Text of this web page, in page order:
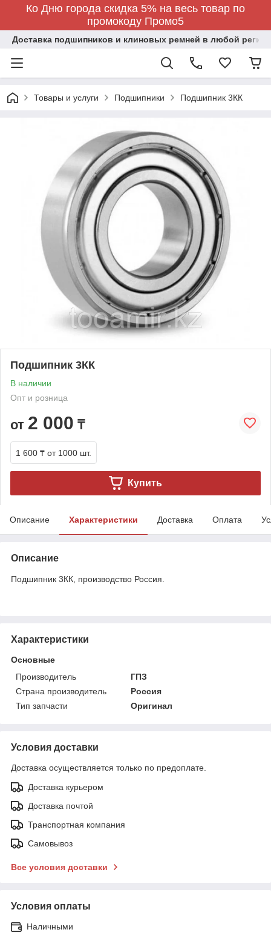
Ко Дню города скидка 5% на весь товар по
промокоду Промо5
Доставка подшипников и клиновых ремней в любой регион
Товары и услуги Подшипники Подшипник 3КК
Подшипник 3КК
В наличии
Опт и розница
от 2 000 ₸
1 600 ₸ от 1000 шт.
Купить
Описание Характеристики Доставка Оплата
Описание
Подшипник 3КК, производство Россия.
Характеристики
Основные
Производитель
ГПЗ
Страна производитель
Россия
Тип запчасти
Оригинал
Условия доставки
Доставка осуществляется только по предоплате.
Доставка курьером
Доставка почтой
Транспортная компания
Самовывоз
Все условия доставки
Условия оплаты
Наличными